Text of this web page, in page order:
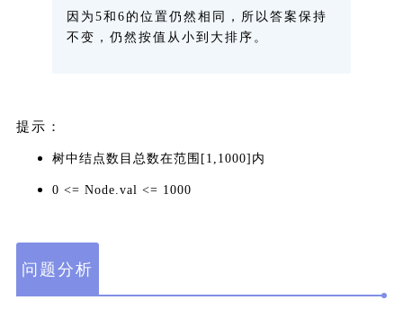
因为5和6的位置仍然相同，所以答案保持
不变，仍然按值从小到大排序。
提示：
树中结点数目总数在范围[1,1000]内
0 <= Node.val <= 1000
问题分析